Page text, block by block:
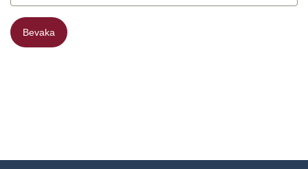
Bevaka
Bevaka